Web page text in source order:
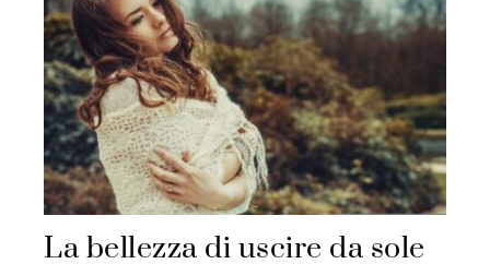
La bellezza di uscire da sole